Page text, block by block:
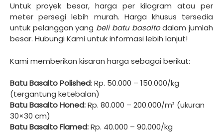
Untuk proyek besar, harga per kilogram atau per
meter persegi lebih murah. Harga khusus tersedia
untuk pelanggan yang beli batu basaltodalam jumlah
besar. Hubungi Kami untuk informasi lebih lanjut!
Kami memberikan kisaran harga sebagai berikut:
Batu Basalto Polished: Rp. 50.000 – 150.000/kg
(tergantung ketebalan)
Batu Basalto Honed:Rp. 80.000 – 200.000/m² (ukuran
30×30 cm)
Batu Basalto Flamed:Rp. 40.000 – 90.000/kg